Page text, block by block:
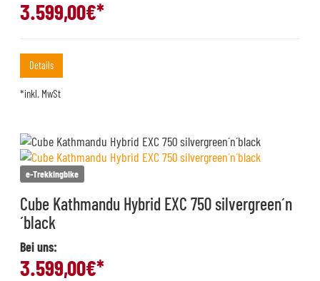
3.599,00€*
Details
*inkl. MwSt
e-Trekkingbike
Cube Kathmandu Hybrid EXC 750 silvergreen´n
´black
Bei uns:
3.599,00€*